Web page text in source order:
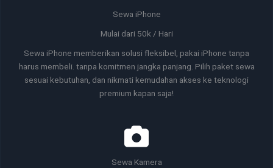
Sewa iPhone
Mulai dari 50k / Hari
Sewa iPhone memberikan solusi fleksibel, pakai iPhone tanpa
harus membeli. tanpa komitmen jangka panjang. Pilih paket sewa
sesuai kebutuhan, dan nikmati kemudahan akses ke teknologi
premium kapan saja!
Sewa Kamera